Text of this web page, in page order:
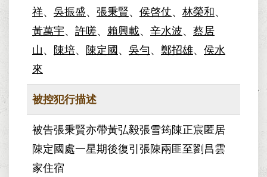
祥、 吳振盛、 張秉賢、 侯啓仗、 林榮和 、
黃萬宇、 許嗟、 賴興載、 辛水波、 蔡居
山 、 陳培、 陳定國 、 吳勻 、 鄭招雄、 侯水
來
被控犯行描述
被告張秉賢亦帶黃弘毅張雪筠陳正宸匿居
陳定國處一星期後復引張陳兩匪至劉昌雲
家住宿